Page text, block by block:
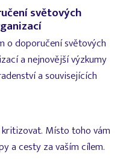
světových
o doporučení světových
a nejnovější výzkumy
a souvisejících
Místo toho vám
a cesty za vaším cílem.